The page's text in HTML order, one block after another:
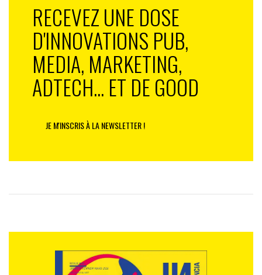
RECEVEZ UNE DOSE
D'INNOVATIONS PUB,
MEDIA, MARKETING,
ADTECH... ET DE GOOD
JE M'INSCRIS À LA NEWSLETTER !